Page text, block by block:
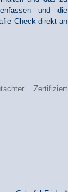
und die
Check direkt an